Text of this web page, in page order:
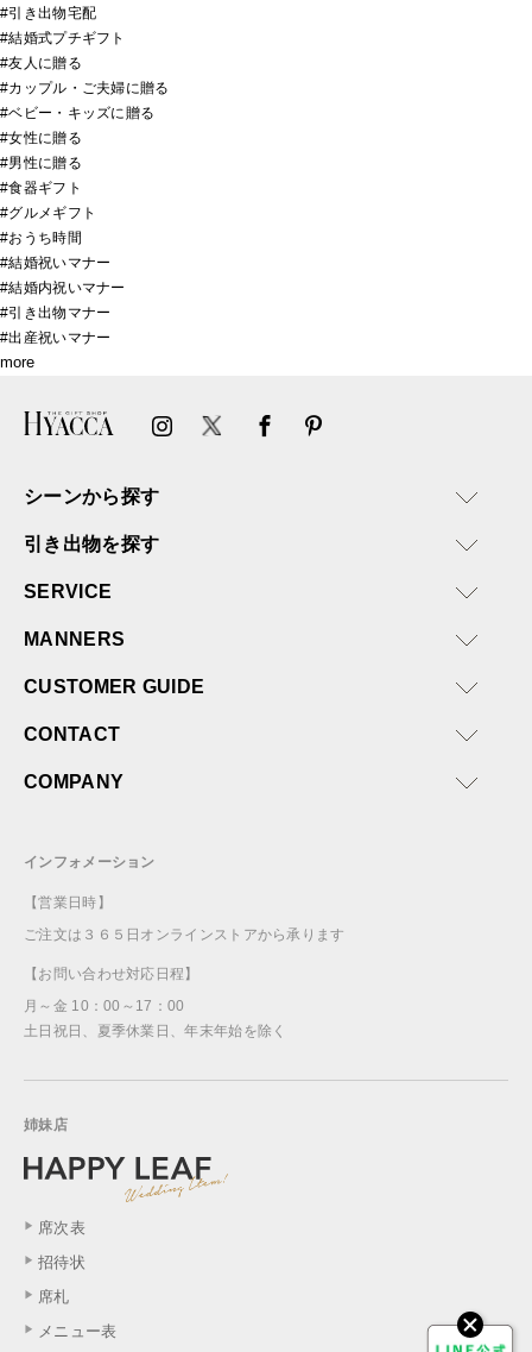
#引き出物宅配
#結婚式プチギフト
#友人に贈る
#カップル・ご夫婦に贈る
#ベビー・キッズに贈る
#女性に贈る
#男性に贈る
#食器ギフト
#グルメギフト
#おうち時間
#結婚祝いマナー
#結婚内祝いマナー
#引き出物マナー
#出産祝いマナー
more
シーンから探す
引き出物を探す
SERVICE
MANNERS
CUSTOMER GUIDE
CONTACT
COMPANY
インフォメーション
【営業日時】
ご注文は３６５日オンラインストアから承ります
【お問い合わせ対応日程】
月～金 10：00～17：00
土日祝日、夏季休業日、年末年始を除く
姉妹店
席次表
招待状
席札
メニュー表